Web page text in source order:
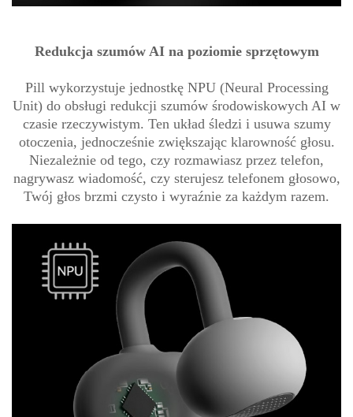
Redukcja szumów AI na poziomie sprzętowym
Pill wykorzystuje jednostkę NPU (Neural Processing
Unit) do obsługi redukcji szumów środowiskowych AI w
czasie rzeczywistym. Ten układ śledzi i usuwa szumy
otoczenia, jednocześnie zwiększając klarowność głosu.
Niezależnie od tego, czy rozmawiasz przez telefon,
nagrywasz wiadomość, czy sterujesz telefonem głosowo,
Twój głos brzmi czysto i wyraźnie za każdym razem.